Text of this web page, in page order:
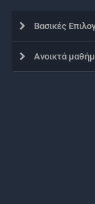
Βασικές
Ανοικτά